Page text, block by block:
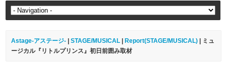
Astage-アステージ- |STAGE/MUSICAL Report(STAGE/MUSICAL) | ミュ
ージカル『リトルプリンス』初日前囲み取材